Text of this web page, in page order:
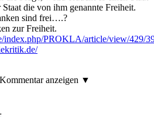
die von ihm genannte Freiheit.
sind frei….?
zur Freiheit.
index.php/PROKLA/article/view/429/
anzeigen ▼